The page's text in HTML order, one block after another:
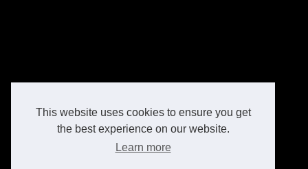
This website uses cookies to ensure you get
the best experience on our website.
Learn more